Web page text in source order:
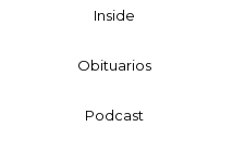
Inside
Obituarios
Podcast